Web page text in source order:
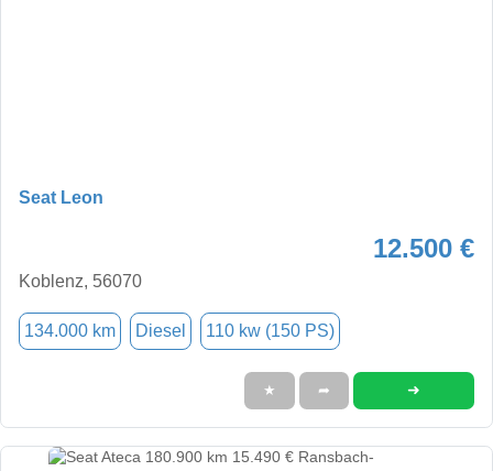
Seat Leon
12.500 €
Koblenz, 56070
134.000 km Diesel 110 kw (150 PS)
★ ➦ ➜